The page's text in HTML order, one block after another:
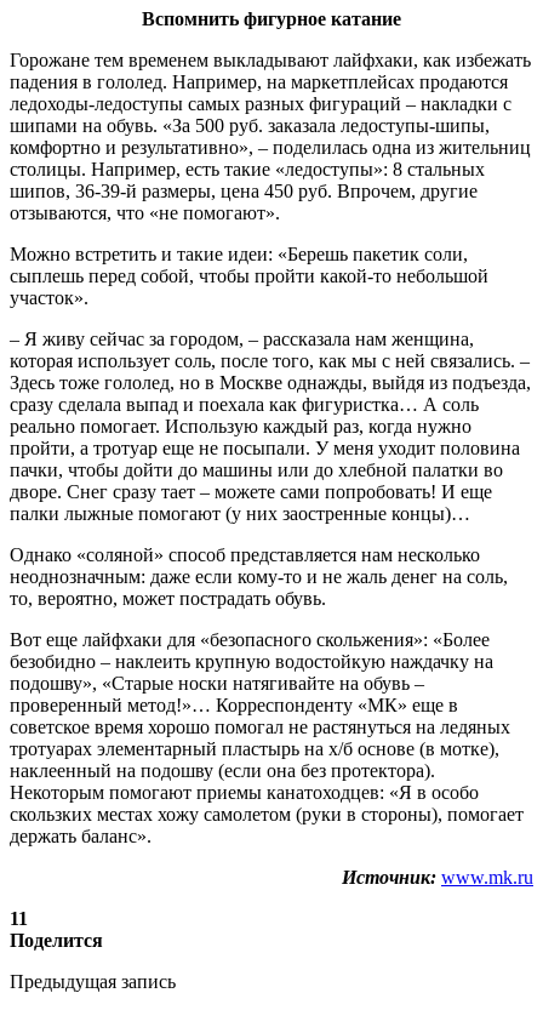
Вспомнить фигурное катание
Горожане тем временем выкладывают лайфхаки, как избежать
падения в гололед. Например, на маркетплейсах продаются
ледоходы-ледоступы самых разных фигураций – накладки с
шипами на обувь. «За 500 руб. заказала ледоступы-шипы,
комфортно и результативно», – поделилась одна из жительниц
столицы. Например, есть такие «ледоступы»: 8 стальных
шипов, 36-39-й размеры, цена 450 руб. Впрочем, другие
отзываются, что «не помогают».
Можно встретить и такие идеи: «Берешь пакетик соли,
сыплешь перед собой, чтобы пройти какой-то небольшой
участок».
– Я живу сейчас за городом, – рассказала нам женщина,
которая использует соль, после того, как мы с ней связались. –
Здесь тоже гололед, но в Москве однажды, выйдя из подъезда,
сразу сделала выпад и поехала как фигуристка… А соль
реально помогает. Использую каждый раз, когда нужно
пройти, а тротуар еще не посыпали. У меня уходит половина
пачки, чтобы дойти до машины или до хлебной палатки во
дворе. Снег сразу тает – можете сами попробовать! И еще
палки лыжные помогают (у них заостренные концы)…
Однако «соляной» способ представляется нам несколько
неоднозначным: даже если кому-то и не жаль денег на соль,
то, вероятно, может пострадать обувь.
Вот еще лайфхаки для «безопасного скольжения»: «Более
безобидно – наклеить крупную водостойкую наждачку на
подошву», «Старые носки натягивайте на обувь –
проверенный метод!»… Корреспонденту «МК» еще в
советское время хорошо помогал не растянуться на ледяных
тротуарах элементарный пластырь на х/б основе (в мотке),
наклеенный на подошву (если она без протектора).
Некоторым помогают приемы канатоходцев: «Я в особо
скользких местах хожу самолетом (руки в стороны), помогает
держать баланс».
Источник: www.mk.ru
11
Поделится
Предыдущая запись